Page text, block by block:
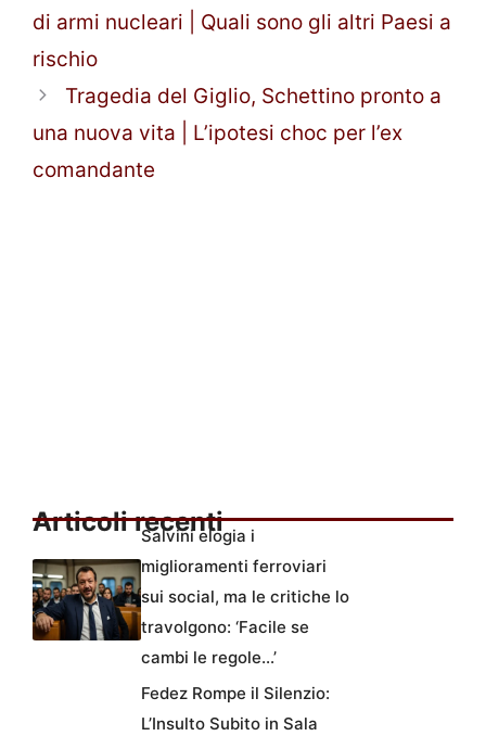
di armi nucleari | Quali sono gli altri Paesi a
rischio
Tragedia del Giglio, Schettino pronto a
una nuova vita | L’ipotesi choc per l’ex
comandante
Articoli recenti
Salvini elogia i
miglioramenti ferroviari
sui social, ma le critiche lo
travolgono: ‘Facile se
cambi le regole…’
Fedez Rompe il Silenzio:
L’Insulto Subito in Sala